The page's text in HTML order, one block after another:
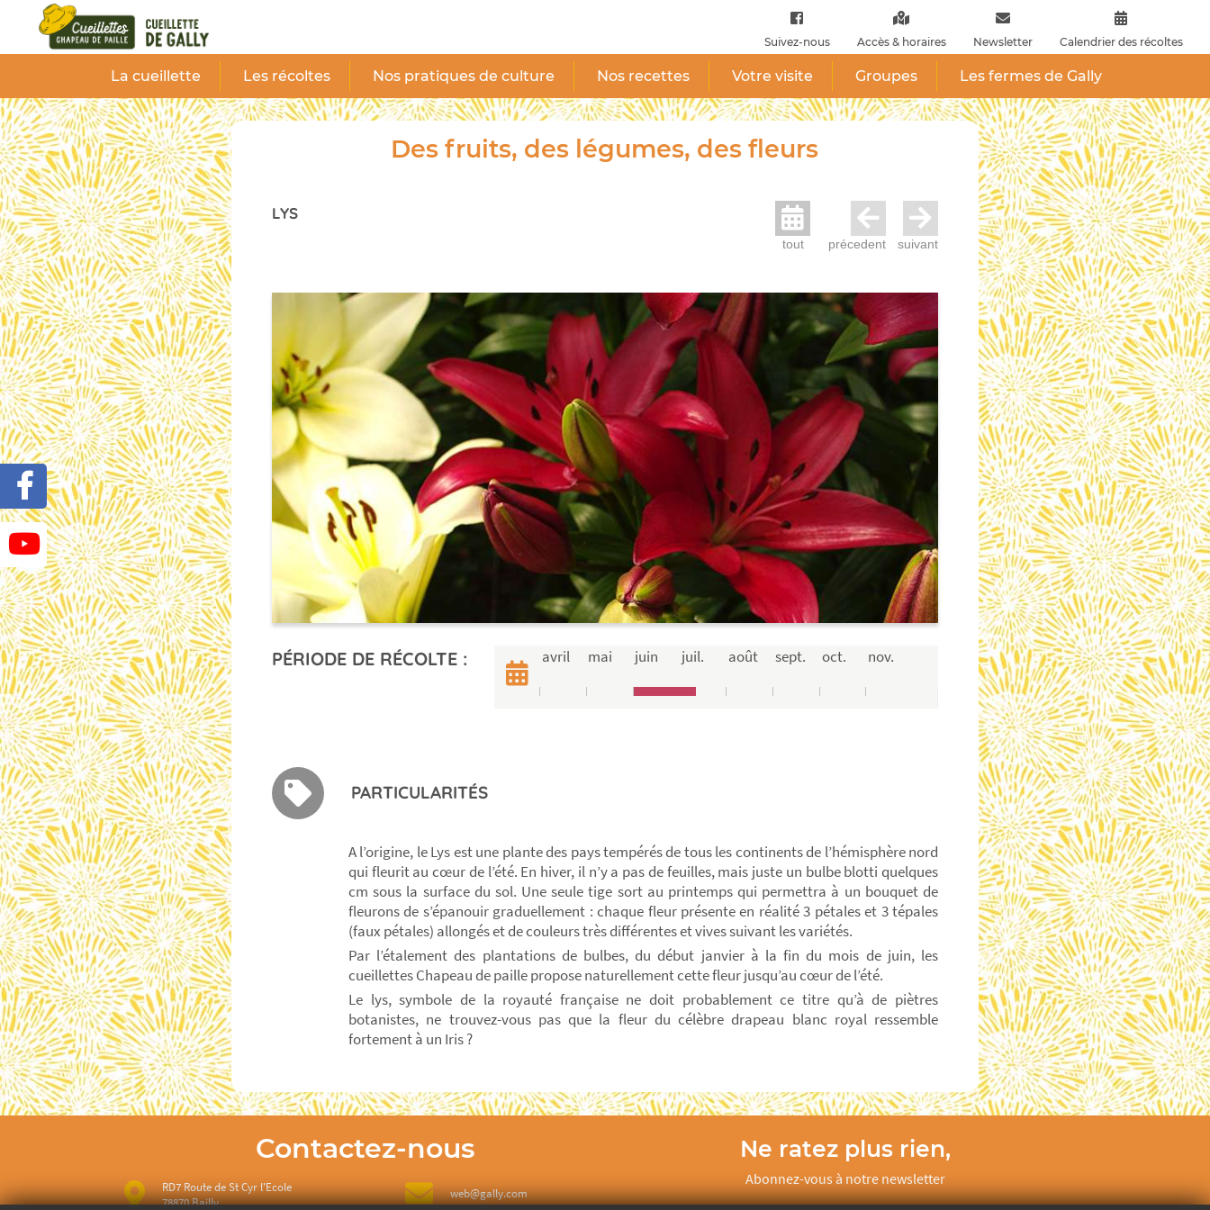
Suivez-nous Accès & horaires Newsletter Calendrier des récoltes
La cueillette Les récoltes Nos pratiques de culture Nos recettes Votre visite Groupes Les fermes de Gally
Des fruits, des légumes, des fleurs
LYS
tout précedent suivant
PÉRIODE DE RÉCOLTE : avril mai juin juil. août sept. oct. nov.
PARTICULARITÉS
A l’origine, le Lys est une plante des pays tempérés de tous les continents de l’hémisphère nord
qui fleurit au cœur de l’été. En hiver, il n’y a pas de feuilles, mais juste un bulbe blotti quelques
cm sous la surface du sol. Une seule tige sort au printemps qui permettra à un bouquet de
fleurons de s’épanouir graduellement : chaque fleur présente en réalité 3 pétales et 3 tépales
(faux pétales) allongés et de couleurs très différentes et vives suivant les variétés.
Par l’étalement des plantations de bulbes, du début janvier à la fin du mois de juin, les
cueillettes Chapeau de paille propose naturellement cette fleur jusqu’au cœur de l’été.
Le lys, symbole de la royauté française ne doit probablement ce titre qu’à de piètres
botanistes, ne trouvez-vous pas que la fleur du célèbre drapeau blanc royal ressemble
fortement à un Iris ?
Contactez-nous
RD7 Route de St Cyr l'Ecole
78870 Bailly.
web@gally.com
Ne ratez plus rien,
Abonnez-vous à notre newsletter
Panneau de gestion des cookies